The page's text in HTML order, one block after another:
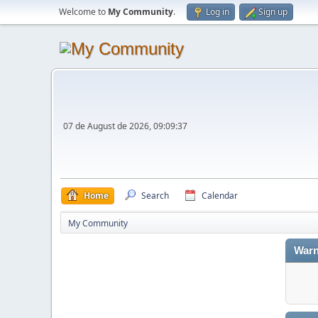
Welcome to My Community. Log in Sign up
07 de August de 2026, 09:09:37
Home Search Calendar
My Community